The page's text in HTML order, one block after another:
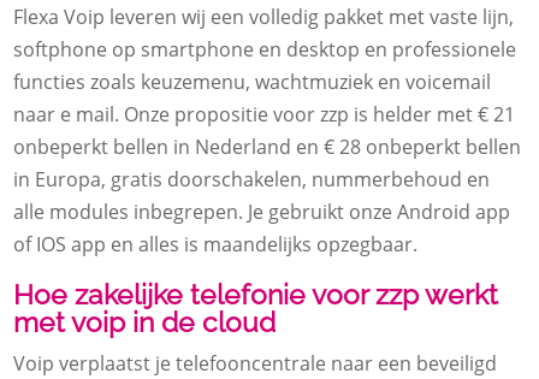
Flexa Voip leveren wij een volledig pakket met vaste lijn,
softphone op smartphone en desktop en professionele
functies zoals keuzemenu, wachtmuziek en voicemail
naar e mail. Onze propositie voor zzp is helder met € 21
onbeperkt bellen in Nederland en € 28 onbeperkt bellen
in Europa, gratis doorschakelen, nummerbehoud en
alle modules inbegrepen. Je gebruikt onze Android app
of IOS app en alles is maandelijks opzegbaar.
Hoe zakelijke telefonie voor zzp werkt
met voip in de cloud
Voip verplaatst je telefooncentrale naar een beveiligd